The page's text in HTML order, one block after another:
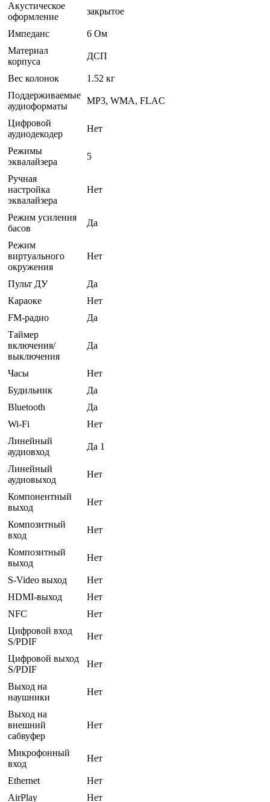
Акустическое
оформление
закрытое
Импеданс
6 Ом
Материал
корпуса
ДСП
Вес колонок
1.52 кг
Поддерживаемые
аудиоформаты
MP3, WMA, FLAC
Цифровой
аудиодекодер
Нет
Режимы
эквалайзера
5
Ручная
настройка
эквалайзера
Нет
Режим усиления
басов
Да
Режим
виртуального
окружения
Нет
Пульт ДУ
Да
Караоке
Нет
FM-радио
Да
Таймер
включения/
выключения
Да
Часы
Нет
Будильник
Да
Bluetooth
Да
Wi-Fi
Нет
Линейный
аудиовход
Да 1
Линейный
аудиовыход
Нет
Компонентный
выход
Нет
Композитный
вход
Нет
Композитный
выход
Нет
S-Video выход
Нет
HDMI-выход
Нет
NFC
Нет
Цифровой вход
S/PDIF
Нет
Цифровой выход
S/PDIF
Нет
Выход на
наушники
Нет
Выход на
внешний
сабвуфер
Нет
Микрофонный
вход
Нет
Ethernet
Нет
AirPlay
Нет